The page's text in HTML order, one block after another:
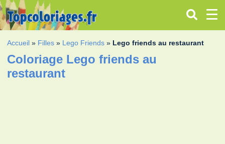
Accueil » Filles » Lego Friends » Lego friends au restaurant
Coloriage Lego friends au
restaurant